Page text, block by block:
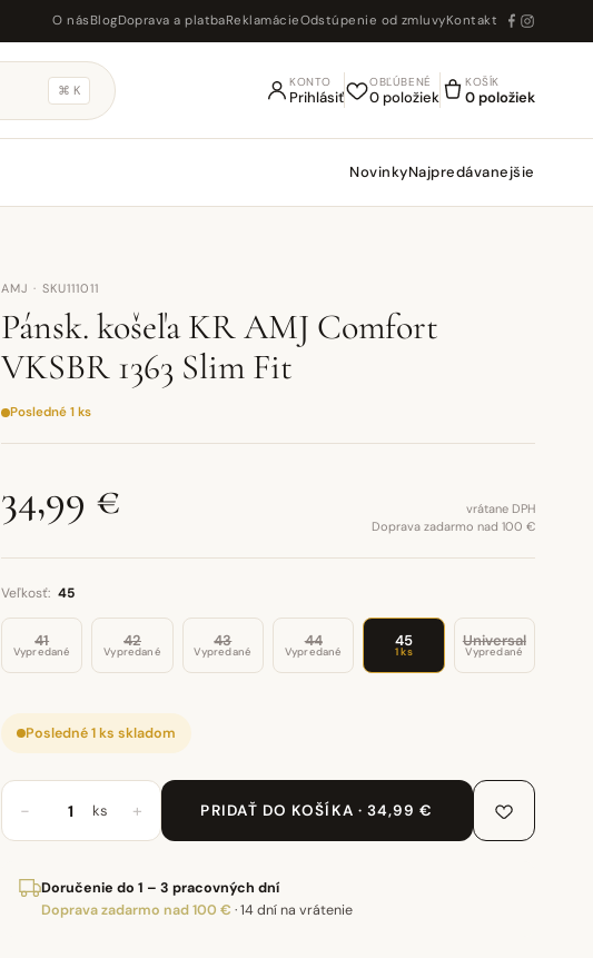
O nás BlogDoprava a platbaReklamácieOdstúpenie od zmluvyKontakt
⌘ K
KONTO
Prihlásiť
OBĽÚBENÉ
0 položiek
KOŠÍK
0 položiek
NovinkyNajpredávanejšie
AMJ · SKU111011
Pánsk. košeľa KR AMJ Comfort
VKSBR 1363 Slim Fit
Posledné 1 ks
34,99 €
vrátane DPH
Doprava zadarmo nad 100 €
Veľkosť: 45
41
Vypredané
42
Vypredané
43
Vypredané
44
Vypredané
45
1 ks
Universal
Vypredané
Posledné 1 ks skladom
− ks + PRIDAŤ DO KOŠÍKA · 34,99 €
Doručenie do 1 – 3 pracovných dní
Doprava zadarmo nad 100 € ·14 dní na vrátenie